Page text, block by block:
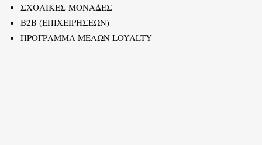
ΣΧΟΛΙΚΕΣ ΜΟΝΑΔΕΣ
B2B (ΕΠΙΧΕΙΡΗΣΕΩΝ)
ΠΡΟΓΡΑΜΜΑ ΜΕΛΩΝ LOYALTY